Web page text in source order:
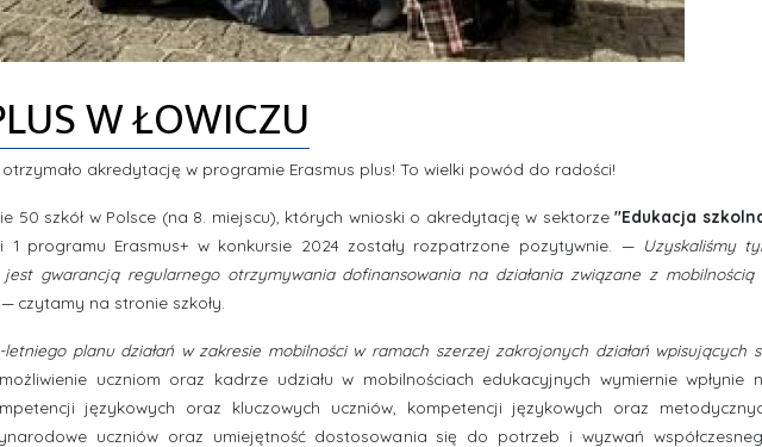
W ŁOWICZU
otrzymało akredytację w programie Erasmus plus! To wielki powód do radości!
50 szkół w Polsce (na 8. miejscu), których wnioski o akredytację w sektorze"Edukacja
1 programu Erasmus+ w konkursie 2024 zostały rozpatrzone pozytywnie. — Uzyskaliśmy
gwarancją regularnego otrzymywania dofinansowania na działania związane z mobilnością
—czytamy na stronie szkoły.
planu działań w zakresie mobilności w ramach szerzej zakrojonych działań wpisujących
uczniom oraz kadrze udziału w mobilnościach edukacyjnych wymiernie wpłynie
językowych oraz kluczowych uczniów, kompetencji językowych oraz
uczniów oraz umiejętność dostosowania się do potrzeb i wyzwań